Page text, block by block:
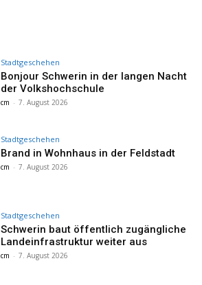
Stadtgeschehen
Bonjour Schwerin in der langen Nacht
der Volkshochschule
cm - 7. August 2026
Stadtgeschehen
Brand in Wohnhaus in der Feldstadt
cm - 7. August 2026
Stadtgeschehen
Schwerin baut öffentlich zugängliche
Landeinfrastruktur weiter aus
cm - 7. August 2026